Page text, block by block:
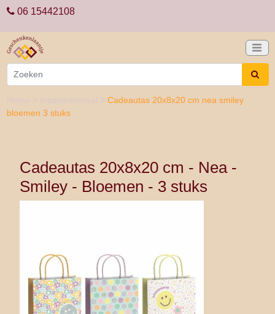
06 15442108
Cadeautas 20x8x20 cm nea smiley
bloemen 3 stuks
Cadeautas 20x8x20 cm - Nea -
Smiley - Bloemen - 3 stuks